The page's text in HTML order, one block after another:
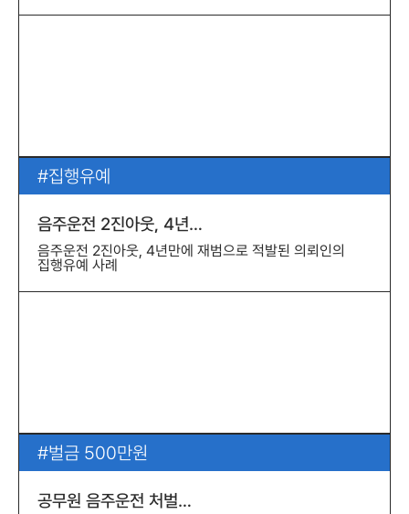
집행유예
음주운전 2진아웃, 4년…
음주운전 2진아웃, 4년만에 재범으로 적발된 의뢰인의
집행유예 사례
벌금 500만원
공무원 음주운전 처벌…